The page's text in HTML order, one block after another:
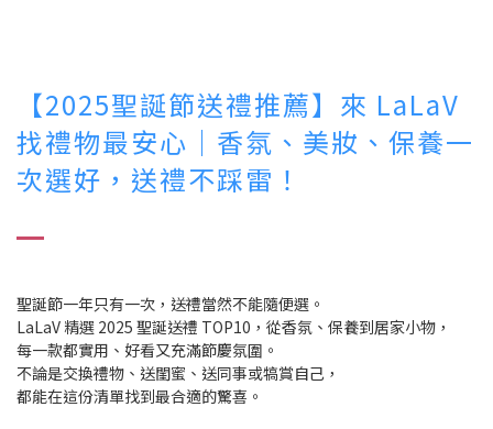
【2025聖誕節送禮推薦】來 LaLaV
找禮物最安心｜香氛、美妝、保養一
次選好，送禮不踩雷！
聖誕節一年只有一次，送禮當然不能隨便選。
LaLaV 精選 2025 聖誕送禮 TOP10，從香氛、保養到居家小物，
每一款都實用、好看又充滿節慶氛圍。
不論是交換禮物、送閨蜜、送同事或犒賞自己，
都能在這份清單找到最合適的驚喜。